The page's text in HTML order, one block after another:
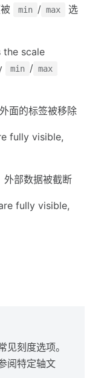
min / max
选
scale
min / max
面的标签被移除
fully visible,
外部数据被截断
fully visible,
刻度选项。
阅特定轴文